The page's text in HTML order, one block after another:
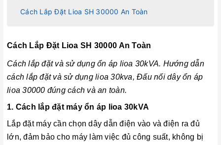
Cách Lắp Đặt Lioa SH 30000 An Toàn
Cách Lắp Đặt Lioa SH 30000 An Toàn
Cách lắp đặt và sử dụng ổn áp lioa 30kVA. Hướng dẫn
cách lắp đặt và sử dụng lioa 30kva, Đấu nối dây ổn áp
lioa 30000 đúng cách và an toàn.
1. Cách lắp đặt máy ổn áp lioa 30kVA
Lắp đặt máy cần chọn dây dẫn điện vào và điện ra đủ
lớn, đảm bảo cho máy làm việc đủ công suất, không bị